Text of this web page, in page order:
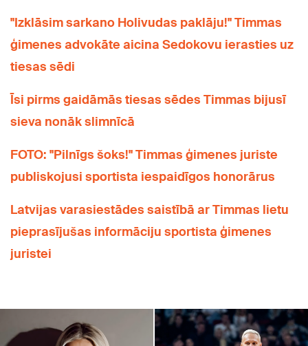
"Izklāsim sarkano Holivudas paklāju!" Timmas
ģimenes advokāte aicina Sedokovu ierasties uz
tiesas sēdi
Īsi pirms gaidāmās tiesas sēdes Timmas bijusī
sieva nonāk slimnīcā
FOTO: "Pilnīgs šoks!" Timmas ģimenes juriste
publiskojusi sportista iespaidīgos honorārus
Latvijas varasiestādes saistībā ar Timmas lietu
pieprasījušas informāciju sportista ģimenes
juristei